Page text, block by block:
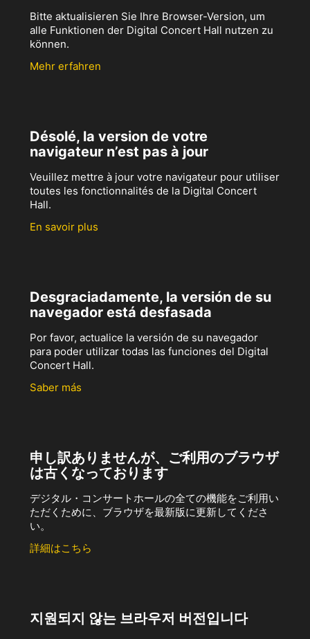
Bitte aktualisieren Sie Ihre Browser-Version, um
alle Funktionen der Digital Concert Hall nutzen zu
können.
Mehr erfahren
Désolé, la version de votre
navigateur n’est pas à jour
Veuillez mettre à jour votre navigateur pour utiliser
toutes les fonctionnalités de la Digital Concert
Hall.
En savoir plus
Desgraciadamente, la versión de su
navegador está desfasada
Por favor, actualice la versión de su navegador
para poder utilizar todas las funciones del Digital
Concert Hall.
Saber más
申し訳ありませんが、ご利用のブラウザ
は古くなっております
デジタル・コンサートホールの全ての機能をご利用い
ただくために、ブラウザを最新版に更新してくださ
い。
詳細はこちら
지원되지 않는 브라우저 버전입니다